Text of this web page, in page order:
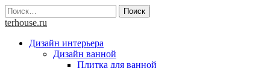
Skip
to
Найти:
terhouse.ru
Дизайн интерьера
Дизайн ванной
Плитка для ванной